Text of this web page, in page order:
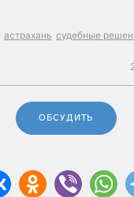
астрахань судебные
ОБСУДИТЬ